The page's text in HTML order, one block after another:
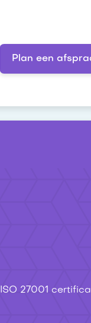
Plan een
ISO 27001